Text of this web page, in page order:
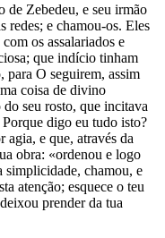
Zebedeu, e seu irmão
redes; e chamou-os. Eles
os assalariados e
que indício tinham
para O seguirem, assim
coisa de divino
do seu rosto, que incitava
digo eu tudo isto?
agia, e que, através da
obra: «ordenou e logo
simplicidade, chamou, e
atenção; esquece o teu
prender da tua